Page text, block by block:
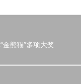
熊猫”多项大奖